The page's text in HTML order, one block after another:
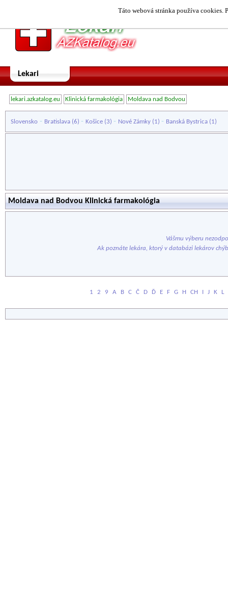
Táto webová stránka používa cookies.
Lekari
lekari.azkatalog.eu Klinická farmakológia Moldava nad Bodvou
Slovensko - Bratislava (6) - Košice (3) - Nové Zámky (1) - Banská Bystrica (1)
Moldava nad Bodvou Klinická farmakológia
Vášmu výberu
Ak poznáte lekára, ktorý v databázi lekárov
1 2 9 A B C Č D Ď E F G H CH I J K L